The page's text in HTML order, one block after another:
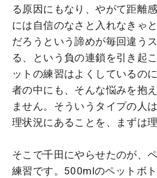
る原因にもなり、やがて距離
には自信のなさと入れなきゃ
だろうという諦めが毎回違う
る、という負の連鎖を引き起
ットの練習はよくしているの
者の中にも、そんな悩みを抱
ません。そういうタイプの人
理状況にあることを、まずは
そこで千田にやらせたのが、
練習です。500mlのペットボ